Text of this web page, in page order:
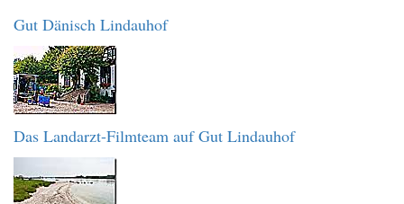
Gut Dänisch Lindauhof
Das Landarzt-Filmteam auf Gut Lindauhof